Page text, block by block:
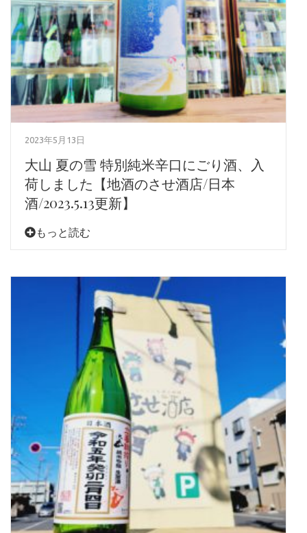
2023年5月13日
大山 夏の雪 特別純米辛口にごり酒、入
荷しました【地酒のさせ酒店/日本
酒/2023.5.13更新】
もっと読む